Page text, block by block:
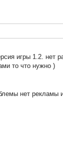
игры 1.2. нет
то что нужно )
нет рекламы